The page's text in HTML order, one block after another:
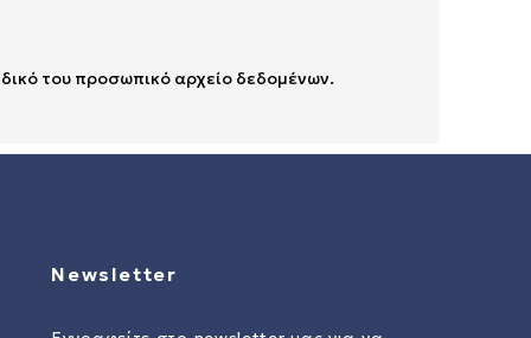
του προσωπικό αρχείο δεδομένων.
Newsletter